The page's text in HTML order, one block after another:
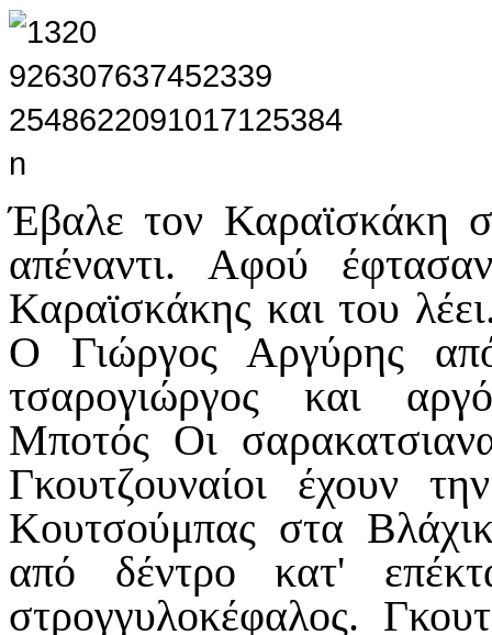
Έβαλε τον Καραϊσκάκη
απέναντι. Αφού
Καραϊσκάκης και του
Ο Γιώργος Αργύρης
τσαρογιώργος και
Μποτός Οι
Γκουτζουναίοι έχουν
Κουτσούμπας στα
από δέντρο κατ'
στρογγυλοκέφαλος.